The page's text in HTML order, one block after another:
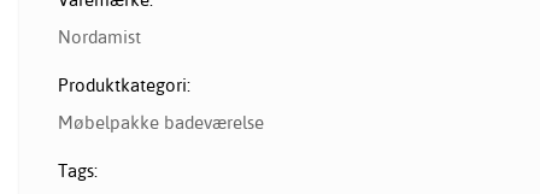
Nordamist
Produktkategori:
Møbelpakke badeværelse
Tags: